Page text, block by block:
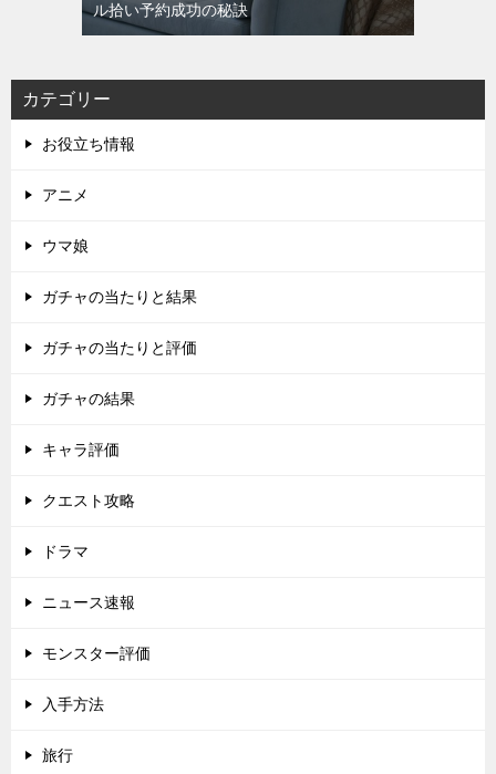
ル拾い予約成功の秘訣
カテゴリー
お役立ち情報
アニメ
ウマ娘
ガチャの当たりと結果
ガチャの当たりと評価
ガチャの結果
キャラ評価
クエスト攻略
ドラマ
ニュース速報
モンスター評価
入手方法
旅行